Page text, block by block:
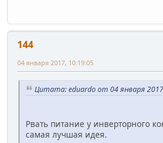
144
04 января 2017, 10:19:05
Цитата: eduardo от 04 января
Рвать питание у инверторного
самая лучшая идея.